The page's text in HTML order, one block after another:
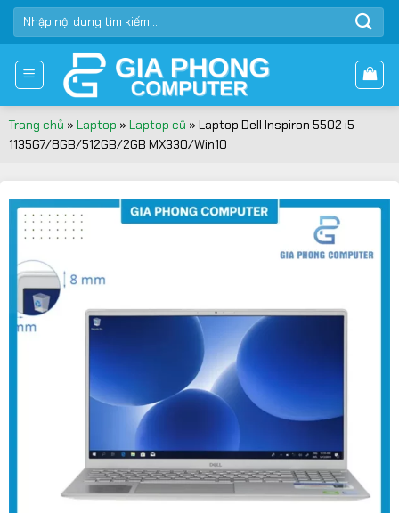
Bỏ
qua
dung
TÌM
KIẾM:
Trang chủ » Laptop » Laptop cũ » Laptop Dell Inspiron 5502 i5
1135G7/8GB/512GB/2GB MX330/Win10